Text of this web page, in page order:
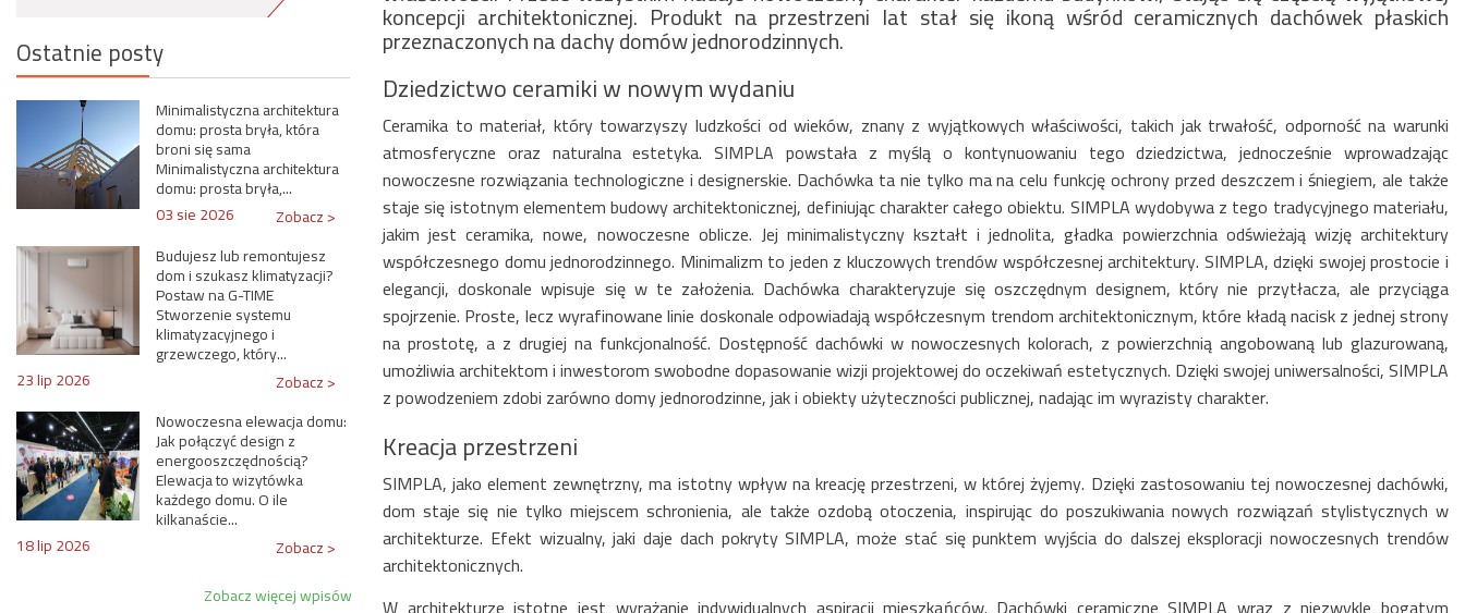
Ostatnie posty
Minimalistyczna architektura
domu: prosta bryła, która
broni się sama
Minimalistyczna architektura
domu: prosta bryła,...
03 sie 2026
Zobacz >
Budujesz lub remontujesz
dom i szukasz klimatyzacji?
Postaw na G-TIME
Stworzenie systemu
klimatyzacyjnego i
grzewczego, który...
23 lip 2026
Zobacz >
Nowoczesna elewacja domu:
Jak połączyć design z
energooszczędnością?
Elewacja to wizytówka
każdego domu. O ile
kilkanaście...
18 lip 2026
Zobacz >
Zobacz więcej wpisów
koncepcji architektonicznej. Produkt na przestrzeni lat stał się ikoną wśród ceramicznych dachówek płaskich
przeznaczonych na dachy domów jednorodzinnych.
Dziedzictwo ceramiki w nowym wydaniu
Ceramika to materiał, który towarzyszy ludzkości od wieków, znany z wyjątkowych właściwości, takich jak trwałość, odporność na warunki
atmosferyczne oraz naturalna estetyka. SIMPLA powstała z myślą o kontynuowaniu tego dziedzictwa, jednocześnie wprowadzając
nowoczesne rozwiązania technologiczne i designerskie. Dachówka ta nie tylko ma na celu funkcję ochrony przed deszczem i śniegiem, ale także
staje się istotnym elementem budowy architektonicznej, definiując charakter całego obiektu. SIMPLA wydobywa z tego tradycyjnego materiału,
jakim jest ceramika, nowe, nowoczesne oblicze. Jej minimalistyczny kształt i jednolita, gładka powierzchnia odświeżają wizję architektury
współczesnego domu jednorodzinnego. Minimalizm to jeden z kluczowych trendów współczesnej architektury. SIMPLA, dzięki swojej prostocie i
elegancji, doskonale wpisuje się w te założenia. Dachówka charakteryzuje się oszczędnym designem, który nie przytłacza, ale przyciąga
spojrzenie. Proste, lecz wyrafinowane linie doskonale odpowiadają współczesnym trendom architektonicznym, które kładą nacisk z jednej strony
na prostotę, a z drugiej na funkcjonalność. Dostępność dachówki w nowoczesnych kolorach, z powierzchnią angobowaną lub glazurowaną,
umożliwia architektom i inwestorom swobodne dopasowanie wizji projektowej do oczekiwań estetycznych. Dzięki swojej uniwersalności, SIMPLA
z powodzeniem zdobi zarówno domy jednorodzinne, jak i obiekty użyteczności publicznej, nadając im wyrazisty charakter.
Kreacja przestrzeni
SIMPLA, jako element zewnętrzny, ma istotny wpływ na kreację przestrzeni, w której żyjemy. Dzięki zastosowaniu tej nowoczesnej dachówki,
dom staje się nie tylko miejscem schronienia, ale także ozdobą otoczenia, inspirując do poszukiwania nowych rozwiązań stylistycznych w
architekturze. Efekt wizualny, jaki daje dach pokryty SIMPLA, może stać się punktem wyjścia do dalszej eksploracji nowoczesnych trendów
architektonicznych.